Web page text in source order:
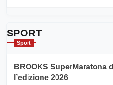
con
la
SPORT
Sport
BROOKS SuperMaratona
l’edizione 2026